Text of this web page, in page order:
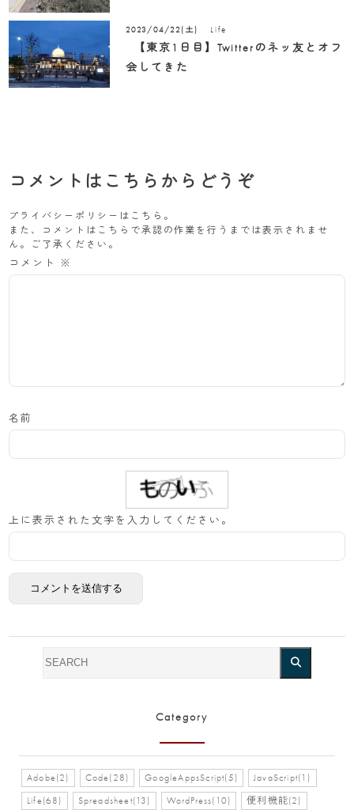
2023/04/22(土) Life
【東京1日目】Twitterのネッ友とオフ
会してきた
コメントはこちらからどうぞ
プライバシーポリシーは こちら 。
また、コメントはこちらで承認の作業を行うまでは表示されませ
ん。ご了承ください。
コメント ※
名前
上に表示された文字を入力してください。
Category
Adobe(2) Code(28) GoogleAppsScript(5) JavaScript(1)
Life(68) Spreadsheet(13) WordPress(10) 便利機能(2)